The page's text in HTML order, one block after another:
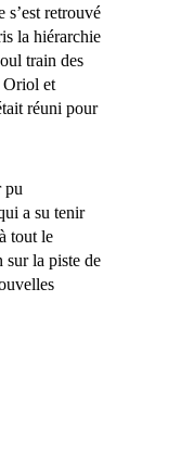
s’est retrouvé
la hiérarchie
train des
Oriol et
réuni pour
pu
a su tenir
tout le
sur la piste de